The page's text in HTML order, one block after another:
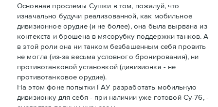
Основная прослемы Сушки в том, пожалуй, что
изначально будучи реализованной, как мобильное
дивизионное орудие (и не более), она была вырвана из
контекста и брошена в мясорубку поддержки танков. А
в этой роли она ни танком безбашенным себя провить
не могла (из-за весьма условного бронирования), ни
противотанковой установкой (дивизионка - не
противотанковое орудие).
На этом фоне попытки ГАУ разработать мобильную
дивизионку для себя - при наличии уже готовой Су-76, -